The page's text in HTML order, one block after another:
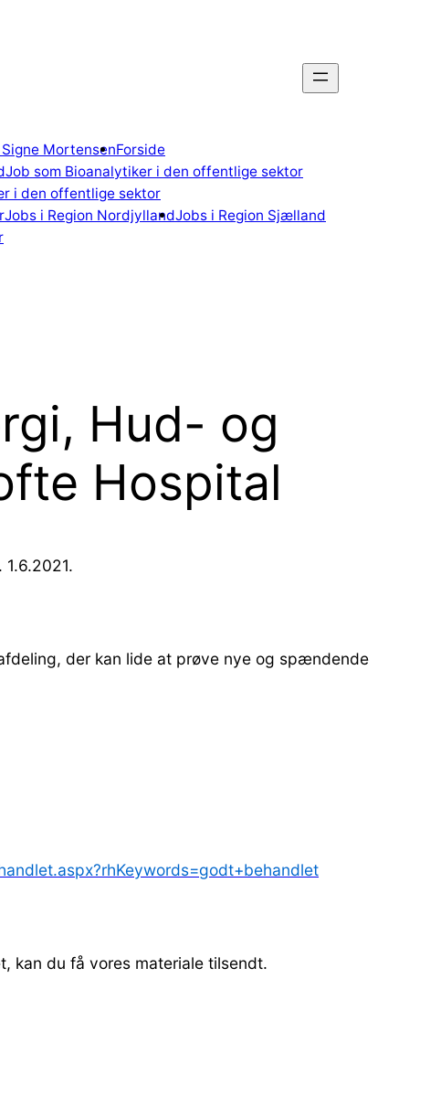
MortensenForside
Job som Bioanalytiker i den offentlige sektor
i den offentlige sektor
Jobs i Region NordjyllandJobs i Region Sjælland
Hud- og
Hospital
der kan lide at prøve nye og spændende
kan du få vores materiale tilsendt.